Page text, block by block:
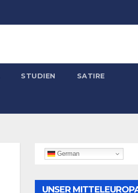
STUDIEN SATIRE
German
UNSER